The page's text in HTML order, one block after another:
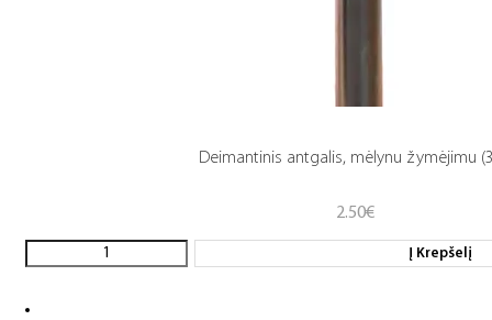
Deimantinis antgalis, mėlynu žymėjimu
2.50€
Į Krepšelį